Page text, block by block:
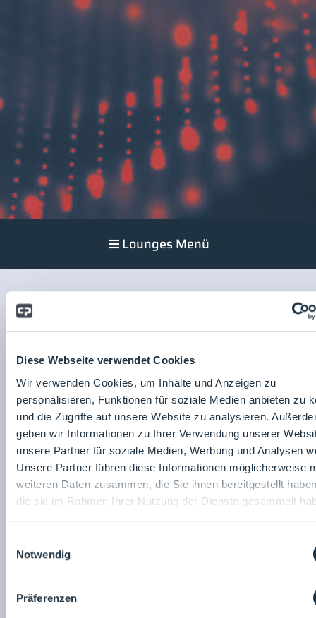
Diese Webseite verwendet Cookies
Wir verwenden Cookies, um Inhalte und Anzeigen zu
personalisieren, Funktionen für soziale Medien anbieten zu
und die Zugriffe auf unsere Website zu analysieren.
geben wir Informationen zu Ihrer Verwendung unserer
unsere Partner für soziale Medien, Werbung und Analysen
Unsere Partner führen diese Informationen möglicherweise
weiteren Daten zusammen, die Sie ihnen bereitgestellt
die sie im Rahmen Ihrer Nutzung der Dienste gesammelt
Notwendig
Präferenzen
Lounges Menü
LOUNGES 2024 Wien Standvideos
16.10.2024
GEMÜ
17.10.2024